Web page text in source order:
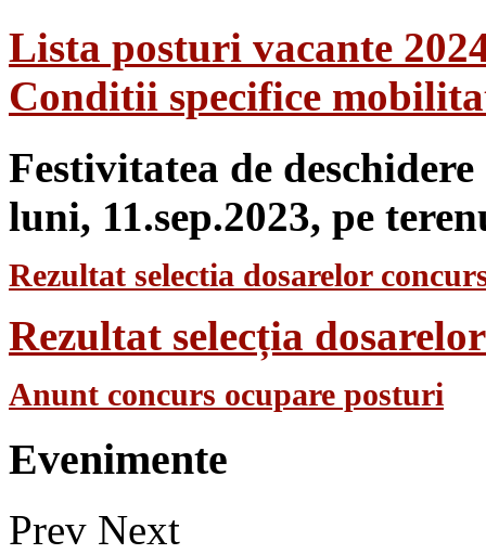
Lista posturi vacante
Conditii specifice
Festivitatea de
luni, 11.sep.2023, pe
Rezultat selectia dosarelor
Rezultat selecția
Anunt concurs ocupare posturi
Evenimente
Prev Next